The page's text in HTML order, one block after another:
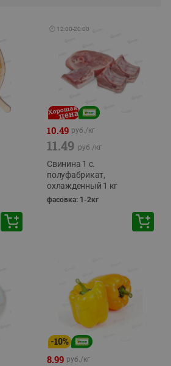
🕘 12:00-20:00
10.49 руб./кг
11.49 руб./кг
Свинина 1 с.
полуфабрикат,
охлажденный 1 кг
фасовка: 1-2кг
-10%
8.99 руб./кг